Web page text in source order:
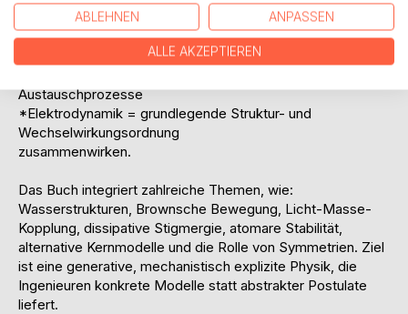
zweier entgegengesetzter Ladungen verstanden, in der auf
dem Ähnlichkeitsprinzip der Fraktale auf allen Skalen:
*Mechanik = Bewegung von Energie in Feldern
Austauschprozesse
*Elektrodynamik = grundlegende Struktur- und
Wechselwirkungsordnung
zusammenwirken.
Das Buch integriert zahlreiche Themen, wie:
Wasserstrukturen, Brownsche Bewegung, Licht-Masse-
Kopplung, dissipative Stigmergie, atomare Stabilität,
alternative Kernmodelle und die Rolle von Symmetrien. Ziel
ist eine generative, mechanistisch explizite Physik, die
Ingenieuren konkrete Modelle statt abstrakter Postulate
liefert.
ABLEHNEN ANPASSEN
ALLE AKZEPTIEREN